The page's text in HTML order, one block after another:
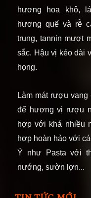
hương hoa khô,
hương quế và rễ
trung, tannin mượt
sắc. Hậu vị kéo dài
họng.
Làm mát rượu
để hương vị rượu
hợp với khá nhiều
hợp hoàn hảo với
Ý như Pasta với
nướng, sườn lợn...